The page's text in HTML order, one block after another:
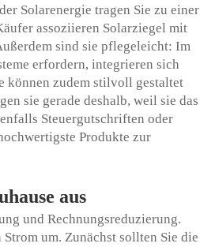
Solarenergie tragen Sie zu einer
assoziieren Solarziegel mit
sind sie pflegeleicht: Im
erfordern, integrieren sich
können zudem stilvoll gestaltet
sie gerade deshalb, weil sie das
Steuergutschriften oder
Produkte zur
aus
und Rechnungsreduzierung.
um. Zunächst sollten Sie die